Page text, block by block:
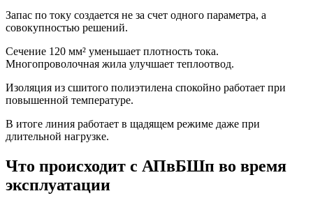
Запас по току создается не за счет одного параметра, а
совокупностью решений.
Сечение 120 мм² уменьшает плотность тока.
Многопроволочная жила улучшает теплоотвод.
Изоляция из сшитого полиэтилена спокойно работает при
повышенной температуре.
В итоге линия работает в щадящем режиме даже при
длительной нагрузке.
Что происходит с АПвБШп во время
эксплуатации